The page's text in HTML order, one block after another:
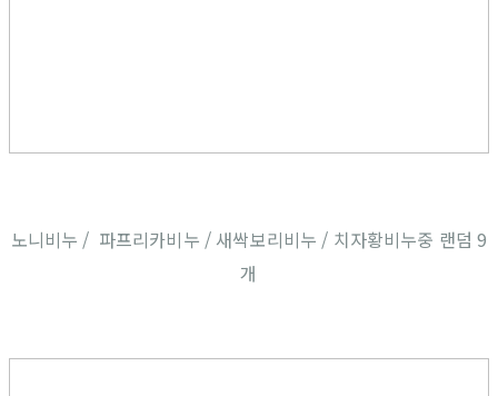
노니비누 / 파프리카비누 / 새싹보리비누 / 치자황비누중 랜덤 9
개